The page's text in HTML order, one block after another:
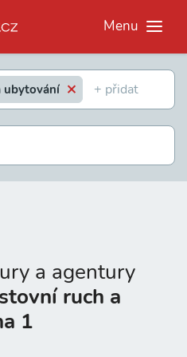
Menu
ubytování
a agentury
ruch a
1